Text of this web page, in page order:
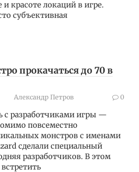
и красоте локаций в игре.
субъективная
прокачаться до 70 в
Александр Петров 0
с разработчиками игры —
повсеместно
монстров с именами
сделали специальный
разработчиков. В этом